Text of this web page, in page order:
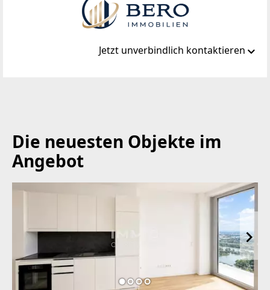
Jetzt unverbindlich kontaktieren
TELEFON
+43 1 9978064
WEBSITE
https://www.bero-immobilien.at/
office@bero-immobilien.at
Die neuesten Objekte im
Angebot